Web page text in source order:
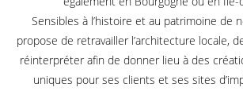
Sensibles à l’histoire et au patrimoine de
propose de retravailler l’architecture locale,
réinterpréter afin de donner lieu à des
uniques pour ses clients et ses sites